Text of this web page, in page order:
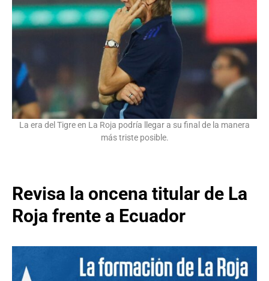
La era del Tigre en La Roja podría llegar a su final de la manera
más triste posible.
Revisa la oncena titular de La
Roja frente a Ecuador